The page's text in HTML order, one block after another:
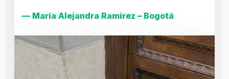
— María Alejandra Ramírez – Bogotá